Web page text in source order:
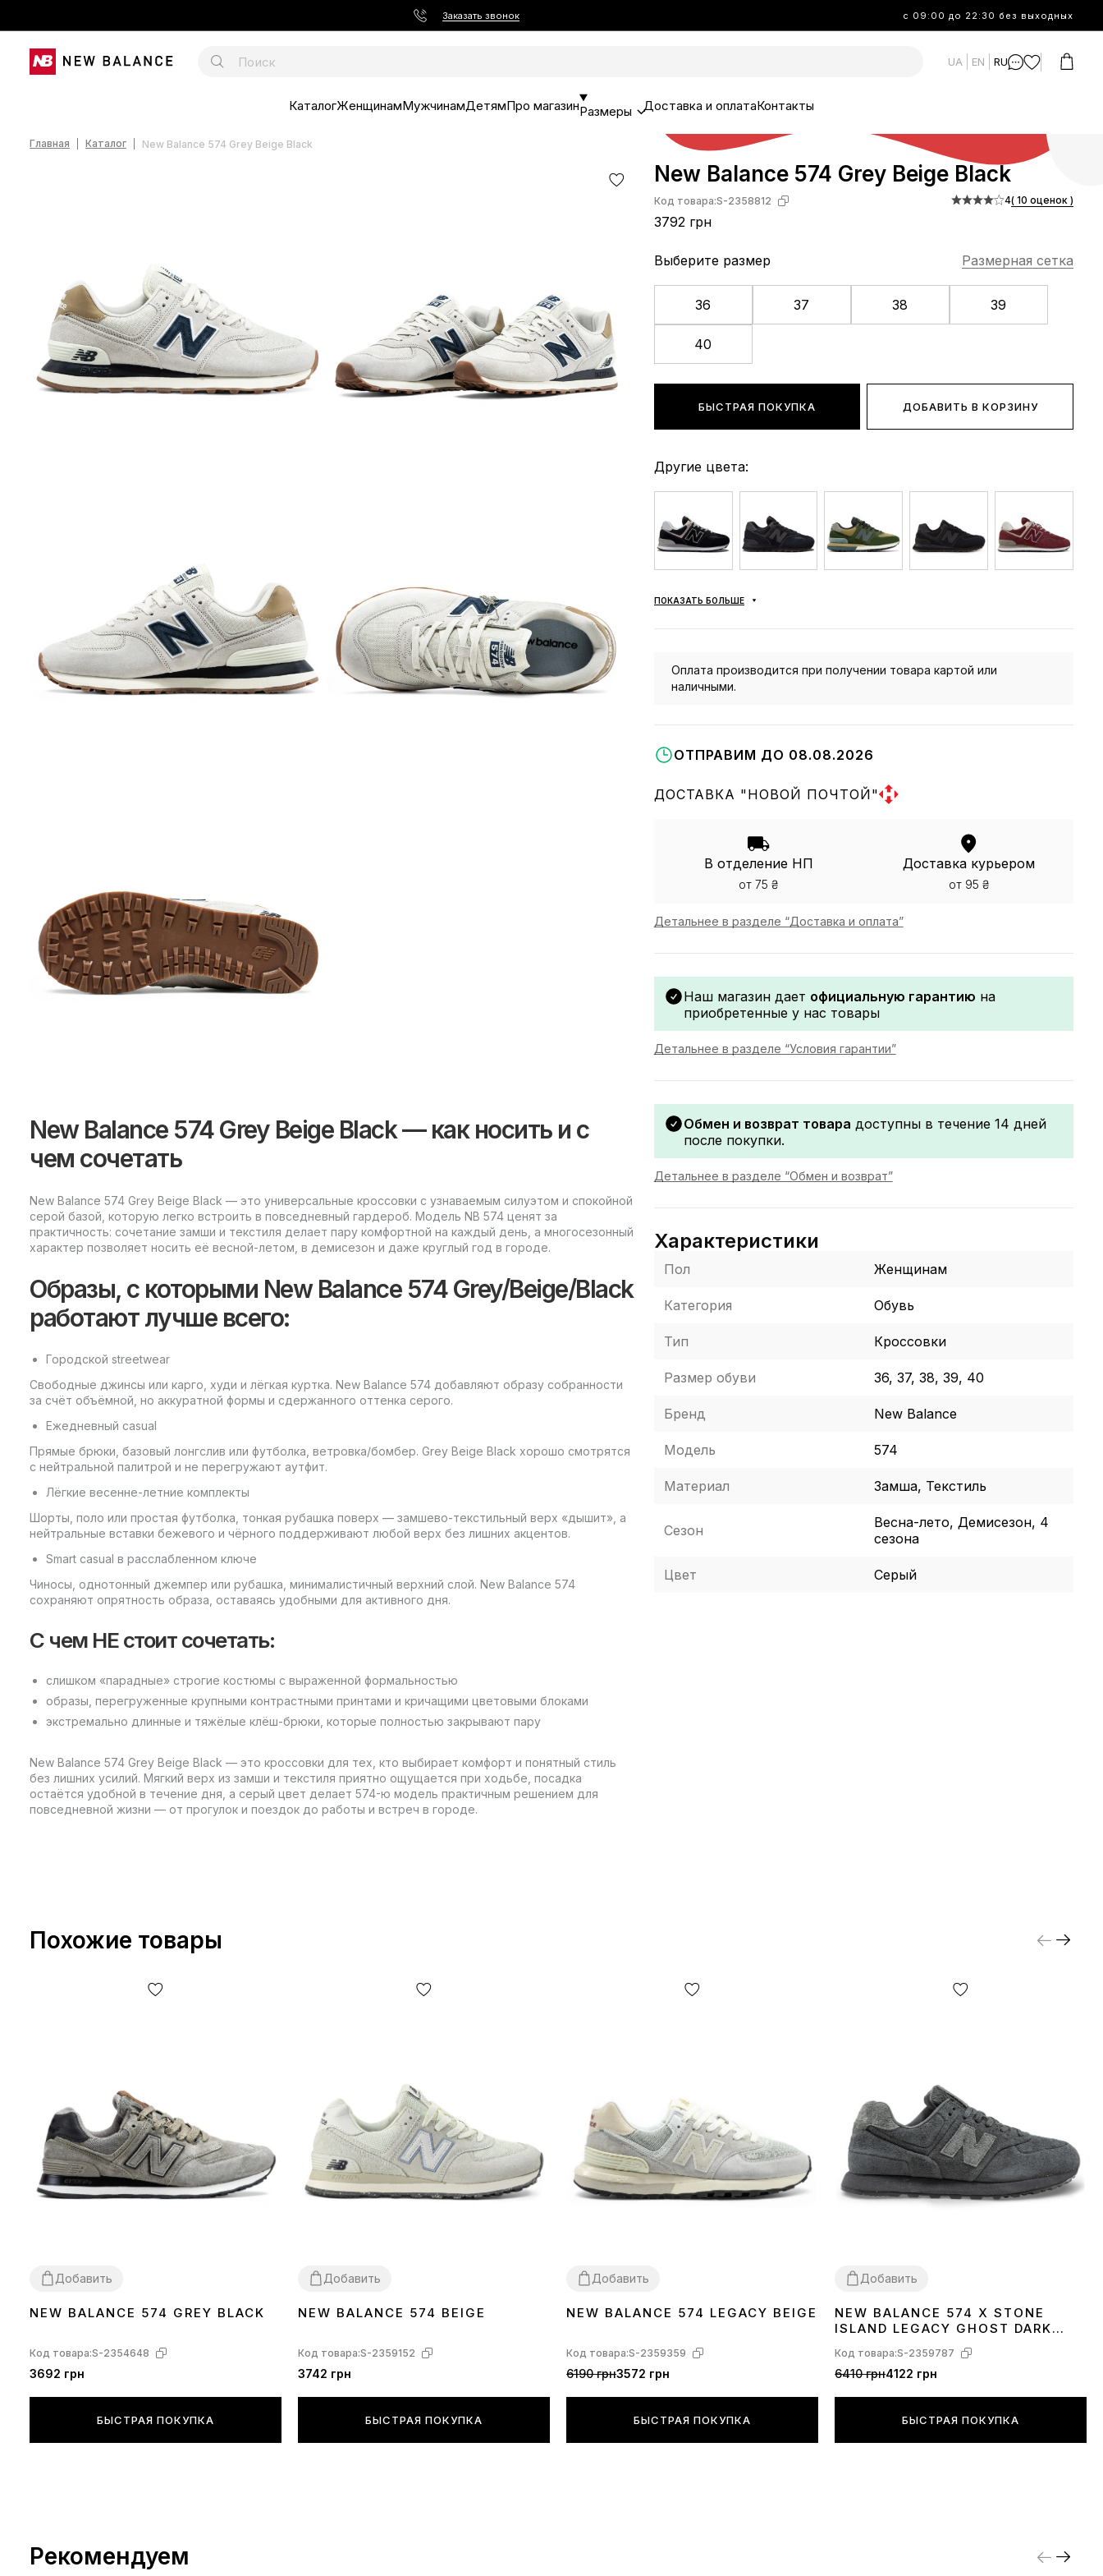
Заказать звонок с 09:00 до 22:30 без выходных
UA EN RU
КаталогЖенщинамМужчинамДетямПро магазинРазмеры Доставка и оплатаКонтакты
Главная Каталог New Balance 574 Grey Beige Black
New Balance 574 Grey Beige Black — как носить и с
чем сочетать
New Balance 574 Grey Beige Black — это универсальные кроссовки с узнаваемым силуэтом и спокойной
серой базой, которую легко встроить в повседневный гардероб. Модель NB 574 ценят за
практичность: сочетание замши и текстиля делает пару комфортной на каждый день, а многосезонный
характер позволяет носить её весной-летом, в демисезон и даже круглый год в городе.
Образы, с которыми New Balance 574 Grey/Beige/Black
работают лучше всего:
Городской streetwear
Свободные джинсы или карго, худи и лёгкая куртка. New Balance 574 добавляют образу собранности
за счёт объёмной, но аккуратной формы и сдержанного оттенка серого.
Ежедневный casual
Прямые брюки, базовый лонгслив или футболка, ветровка/бомбер. Grey Beige Black хорошо смотрятся
с нейтральной палитрой и не перегружают аутфит.
Лёгкие весенне-летние комплекты
Шорты, поло или простая футболка, тонкая рубашка поверх — замшево-текстильный верх «дышит», а
нейтральные вставки бежевого и чёрного поддерживают любой верх без лишних акцентов.
Smart casual в расслабленном ключе
Чиносы, однотонный джемпер или рубашка, минималистичный верхний слой. New Balance 574
сохраняют опрятность образа, оставаясь удобными для активного дня.
С чем НЕ стоит сочетать:
слишком «парадные» строгие костюмы с выраженной формальностью
образы, перегруженные крупными контрастными принтами и кричащими цветовыми блоками
экстремально длинные и тяжёлые клёш-брюки, которые полностью закрывают пару
New Balance 574 Grey Beige Black — это кроссовки для тех, кто выбирает комфорт и понятный стиль
без лишних усилий. Мягкий верх из замши и текстиля приятно ощущается при ходьбе, посадка
остаётся удобной в течение дня, а серый цвет делает 574-ю модель практичным решением для
повседневной жизни — от прогулок и поездок до работы и встреч в городе.
New Balance 574 Grey Beige Black
Код товара:S-2358812
3792 грн
4( 10 оценок )
Выберите размер Размерная сетка
36 37 38 39
40
БЫСТРАЯ ПОКУПКА ДОБАВИТЬ В КОРЗИНУ
Другие цвета:
ПОКАЗАТЬ БОЛЬШЕ
Оплата производится при получении товара картой или
наличными.
ОТПРАВИМ ДО 08.08.2026
ДОСТАВКА "НОВОЙ ПОЧТОЙ"
В отделение НП
от 75 ₴
Доставка курьером
от 95 ₴
Детальнее в разделе “Доставка и оплата”
Наш магазин дает официальную гарантию на
приобретенные у нас товары
Детальнее в разделе “Условия гарантии”
Обмен и возврат товара доступны в течение 14 дней
после покупки.
Детальнее в разделе “Обмен и возврат”
Характеристики
Пол Женщинам
Категория Обувь
Тип Кроссовки
Размер обуви 36, 37, 38, 39, 40
Бренд New Balance
Модель 574
Материал Замша, Текстиль
Сезон
Весна-лето, Демисезон, 4
сезона
Цвет Серый
Похожие товары
Добавить
4142 4345
NEW BALANCE 574 GREY BLACK
Код товара:S-2354648
3692 грн
БЫСТРАЯ ПОКУПКА
Добавить
3637 3840414245
NEW BALANCE 574 BEIGE
Код товара:S-2359152
3742 грн
БЫСТРАЯ ПОКУПКА
Добавить
38
NEW BALANCE 574 LEGACY BEIGE
Код товара:S-2359359
6190 грн3572 грн
БЫСТРАЯ ПОКУПКА
Добавить
38404142434445
NEW BALANCE 574 X STONE
ISLAND LEGACY GHOST DARK
Код товара:S-2359787
6410 грн4122 грн
БЫСТРАЯ ПОКУПКА
Рекомендуем